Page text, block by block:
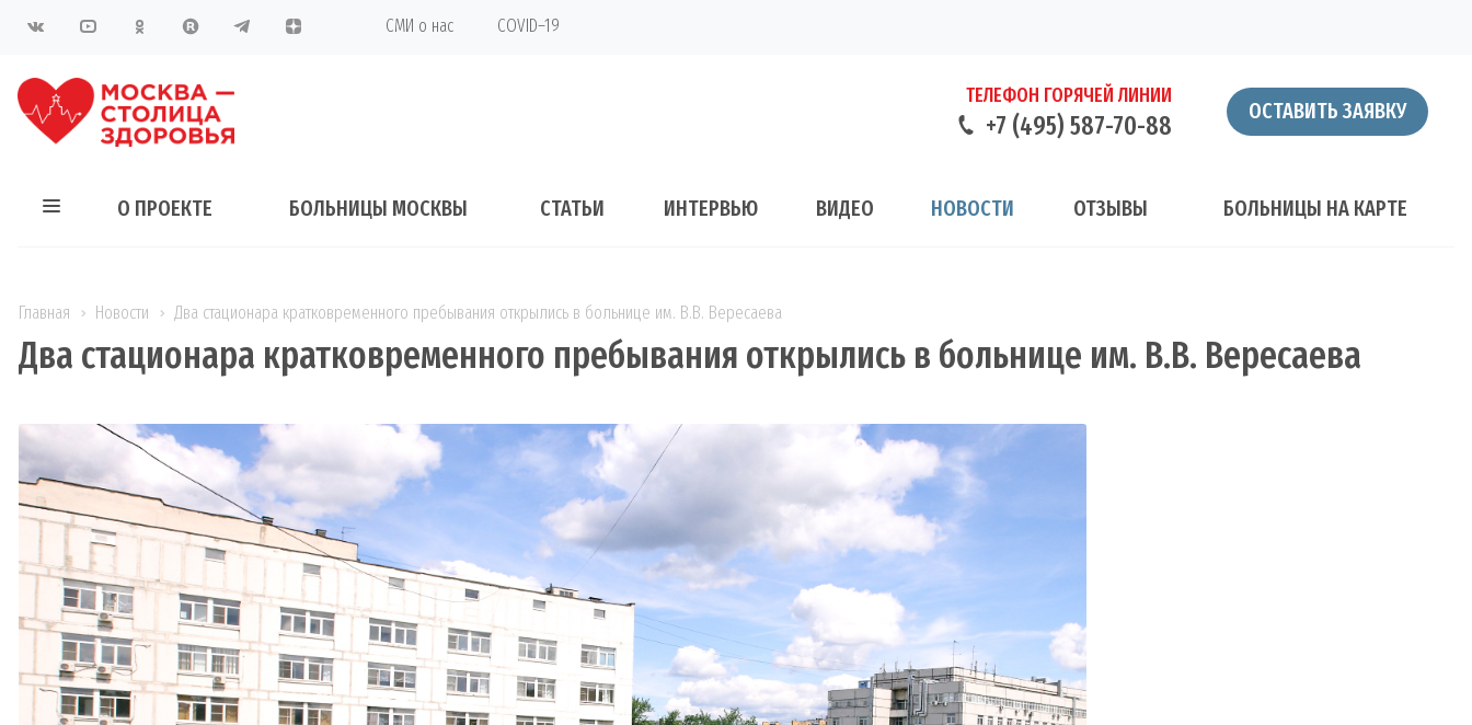
СМИ о нас COVID–19
ОСТАВИТЬ ЗАЯВКУ
ТЕЛЕФОН ГОРЯЧЕЙ ЛИНИИ
+7 (495) 587-70-88
О ПРОЕКТЕ БОЛЬНИЦЫ МОСКВЫ СТАТЬИ ИНТЕРВЬЮ ВИДЕО НОВОСТИ ОТЗЫВЫ БОЛЬНИЦЫ НА КАРТЕ
Главная Новости Два стационара кратковременного пребывания открылись в больнице им. В.В. Вересаева
Два стационара кратковременного пребывания открылись в больнице им. В.В. Вересаева